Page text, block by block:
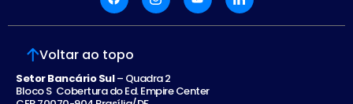
Voltar ao topo
Setor Bancário Sul– Quadra 2
Bloco S Cobertura do Ed. Empire Center